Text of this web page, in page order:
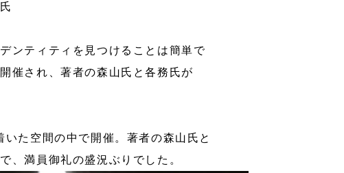
ンティティを見つけることは簡単で
催され、著者の森山氏と各務氏が
た空間の中で開催。著者の森山氏と
、満員御礼の盛況ぶりでした。